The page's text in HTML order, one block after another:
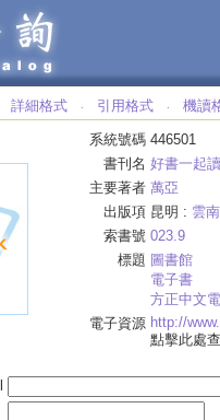
詳細格式 ‧ 引用格式 ‧ 機讀
系統號碼 446501
書刊名 好書一起讀
主要著者 萬亞
出版項 昆明 : 雲
索書號 023.9
標題 圖書館
電子書
方正中文
電子資源 http://
點擊此處